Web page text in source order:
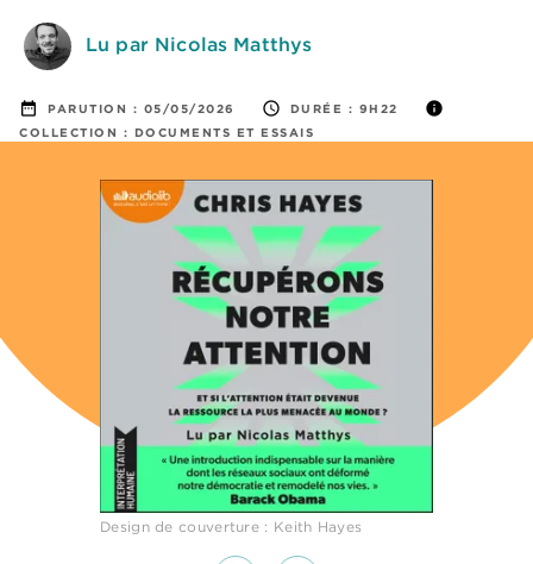
Lu par Nicolas Matthys
date_range PARUTION : 05/05/2026 access_time DURÉE : 9H22 info
COLLECTION : DOCUMENTS ET ESSAIS
Design de couverture : Keith Hayes